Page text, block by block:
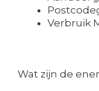
Verbruik
Wat zijn de